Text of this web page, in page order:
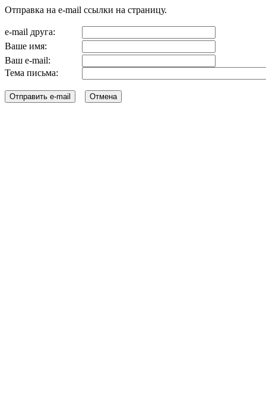
Отправка на e-mail ссылки на страницу.
e-mail друга:
Ваше имя:
Ваш e-mail:
Тема письма: